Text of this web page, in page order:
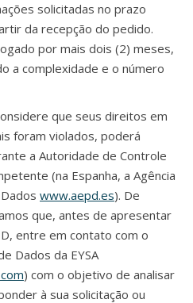
solicitadas no prazo
da recepção do pedido.
por mais dois (2) meses,
a complexidade e o número
que seus direitos em
foram violados, poderá
a Autoridade de Controle
(na Espanha, a Agência
www.aepd.es). De
que, antes de apresentar
entre em contato com o
Dados da EYSA
) com o objetivo de analisar
à sua solicitação ou